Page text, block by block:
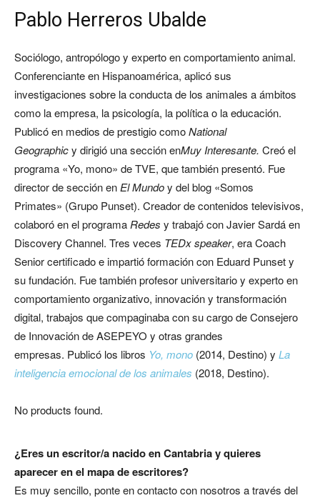
Pablo Herreros Ubalde
Sociólogo, antropólogo y experto en comportamiento animal.
Conferenciante en Hispanoamérica, aplicó sus
investigaciones sobre la conducta de los animales a ámbitos
como la empresa, la psicología, la política o la educación.
Publicó en medios de prestigio comoNational
Geographicy dirigió una sección enMuy Interesante. Creó el
programa «Yo, mono» de TVE, que también presentó. Fue
director de sección enEl Mundoy del blog «Somos
Primates» (Grupo Punset). Creador de contenidos televisivos,
colaboró en el programaRedes y trabajó con Javier Sardá en
Discovery Channel. Tres veces TEDx speaker, era Coach
Senior certificado e impartió formación con Eduard Punset y
su fundación. Fue también profesor universitario y experto en
comportamiento organizativo, innovación y transformación
digital, trabajos que compaginaba con su cargo de Consejero
de Innovación de ASEPEYO y otras grandes
empresas. Publicó los libros Yo, mono (2014, Destino) y La
inteligencia emocional de los animales (2018, Destino).
No products found.
¿Eres un escritor/a nacido en Cantabriay quieres
aparecer en el mapa de escritores?
Es muy sencillo, ponte en contacto con nosotros a través del